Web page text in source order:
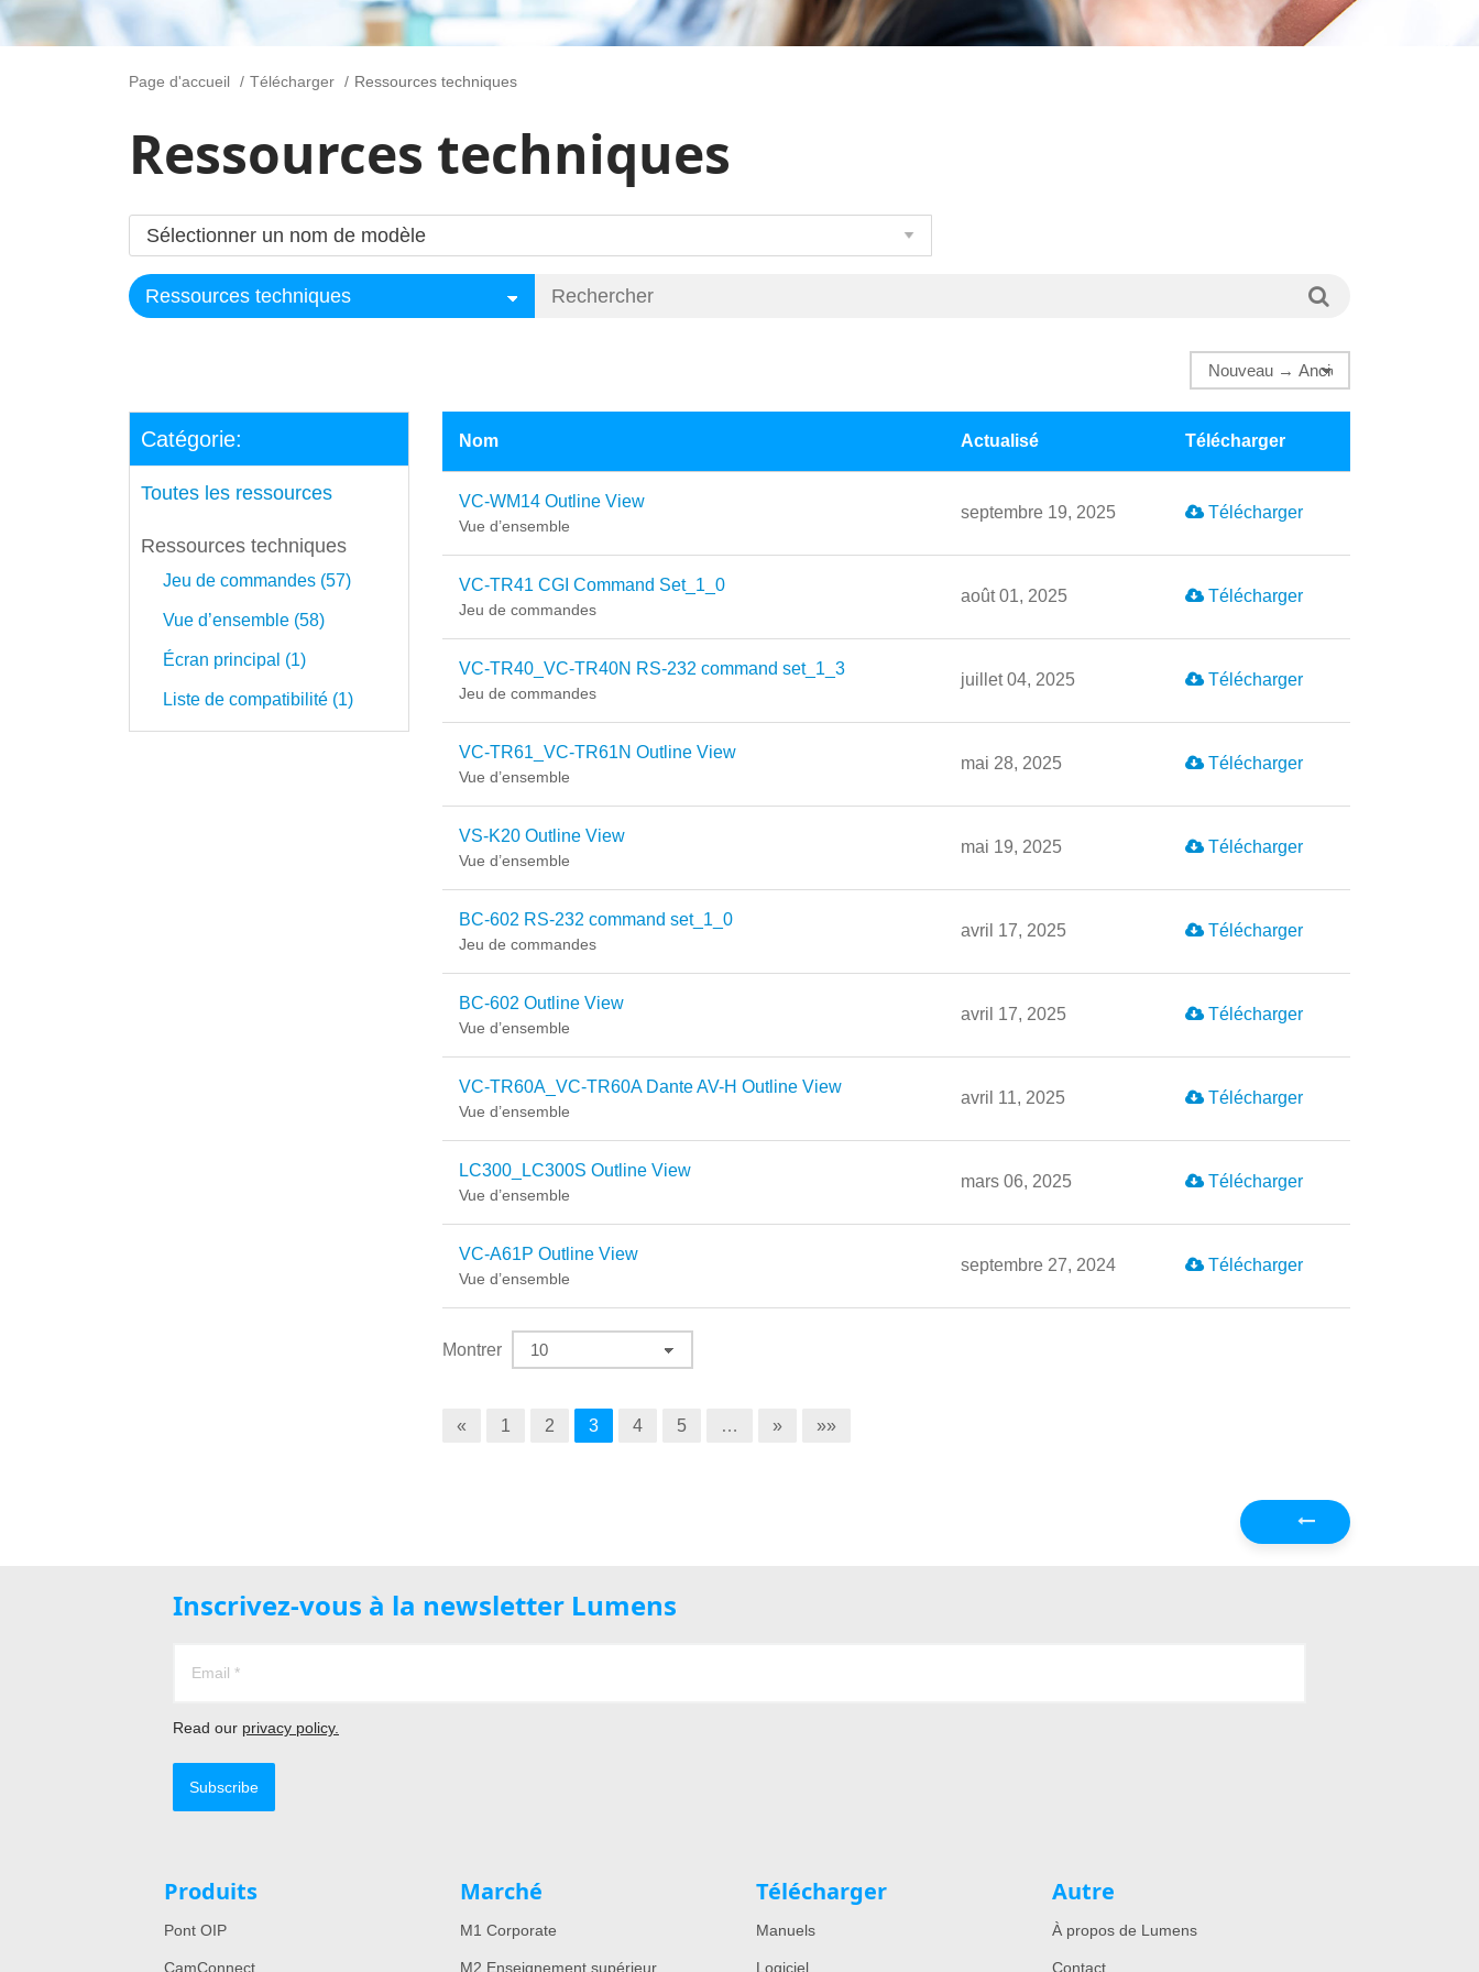
Page d'accueil Télécharger Ressources techniques
Ressources techniques
Catégorie:
Toutes les ressources
Ressources techniques
Jeu de commandes (57)
Vue d’ensemble (58)
Écran principal (1)
Liste de compatibilité (1)
Nom Actualisé Télécharger
VC-WM14 Outline View
Vue d’ensemble
septembre 19, 2025 Télécharger
VC-TR41 CGI Command Set_1_0
Jeu de commandes
août 01, 2025 Télécharger
VC-TR40_VC-TR40N RS-232 command set_1_3
Jeu de commandes
juillet 04, 2025 Télécharger
VC-TR61_VC-TR61N Outline View
Vue d’ensemble
mai 28, 2025 Télécharger
VS-K20 Outline View
Vue d’ensemble
mai 19, 2025 Télécharger
BC-602 RS-232 command set_1_0
Jeu de commandes
avril 17, 2025 Télécharger
BC-602 Outline View
Vue d’ensemble
avril 17, 2025 Télécharger
VC-TR60A_VC-TR60A Dante AV-H Outline View
Vue d’ensemble
avril 11, 2025 Télécharger
LC300_LC300S Outline View
Vue d’ensemble
mars 06, 2025 Télécharger
VC-A61P Outline View
Vue d’ensemble
septembre 27, 2024 Télécharger
Montrer
« 1 2 3 4 5 … » »»
Inscrivez-vous à la newsletter Lumens
Read our privacy policy.
Subscribe
Produits
Pont OIP
CamConnect
Marché
M1 Corporate
M2 Enseignement supérieur
Télécharger
Manuels
Logiciel
Autre
À propos de Lumens
Contact